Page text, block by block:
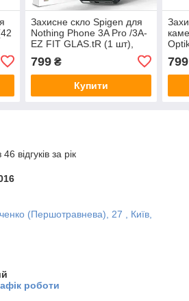
Захисне скло Spigen для
Nothing Phone 3A Pro /3A-
EZ FIT GLAS.tR (1 шт),
799₴
Купити
799
відгуків за рік
(Першотравнева), 27 , Київ,
роботи